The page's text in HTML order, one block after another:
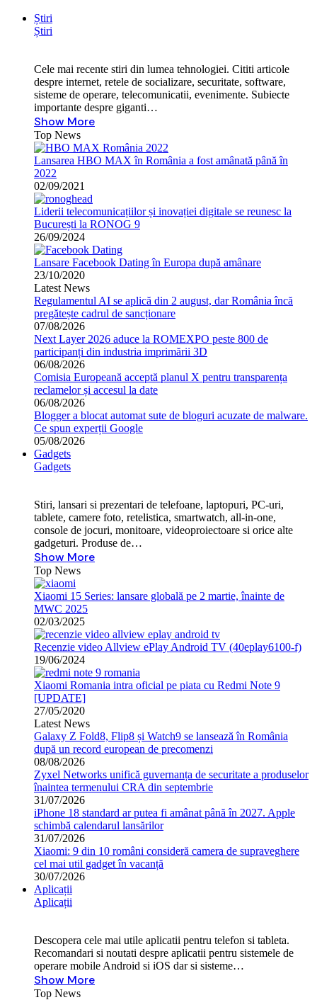
Știri
Știri
Cele mai recente stiri din lumea tehnologiei. Cititi articole
despre internet, retele de socializare, securitate, software,
sisteme de operare, telecomunicatii, evenimente. Subiecte
importante despre giganti…
Show More
Top News
Lansarea HBO MAX în România a fost amânată până în
2022
02/09/2021
Liderii telecomunicațiilor și inovației digitale se reunesc la
București la RONOG 9
26/09/2024
Lansare Facebook Dating în Europa după amânare
23/10/2020
Latest News
Regulamentul AI se aplică din 2 august, dar România încă
pregătește cadrul de sancționare
07/08/2026
Next Layer 2026 aduce la ROMEXPO peste 800 de
participanți din industria imprimării 3D
06/08/2026
Comisia Europeană acceptă planul X pentru transparența
reclamelor și accesul la date
06/08/2026
Blogger a blocat automat sute de bloguri acuzate de malware.
Ce spun experții Google
05/08/2026
Gadgets
Gadgets
Stiri, lansari si prezentari de telefoane, laptopuri, PC-uri,
tablete, camere foto, retelistica, smartwatch, all-in-one,
console de jocuri, monitoare, videoproiectoare si orice alte
gadgeturi. Produse de…
Show More
Top News
Xiaomi 15 Series: lansare globală pe 2 martie, înainte de
MWC 2025
02/03/2025
Recenzie video Allview ePlay Android TV (40eplay6100-f)
19/06/2024
Xiaomi Romania intra oficial pe piata cu Redmi Note 9
[UPDATE]
27/05/2020
Latest News
Galaxy Z Fold8, Flip8 și Watch9 se lansează în România
după un record european de precomenzi
08/08/2026
Zyxel Networks unifică guvernanța de securitate a produselor
înaintea termenului CRA din septembrie
31/07/2026
iPhone 18 standard ar putea fi amânat până în 2027. Apple
schimbă calendarul lansărilor
31/07/2026
Xiaomi: 9 din 10 români consideră camera de supraveghere
cel mai util gadget în vacanță
30/07/2026
Aplicații
Aplicații
Descopera cele mai utile aplicatii pentru telefon si tableta.
Recomandari si noutati despre aplicatii pentru sistemele de
operare mobile Android si iOS dar si sisteme…
Show More
Top News